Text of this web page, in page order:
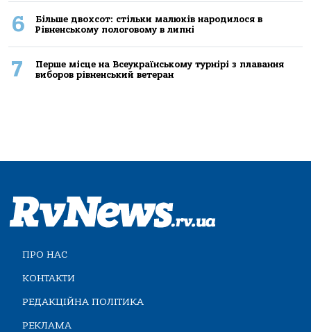
6
Більше двохсот: стільки малюків народилося в
Рівненському пологовому в липні
7
Перше місце на Всеукраїнському турнірі з плавання
виборов рівненський ветеран
ПРО НАС
КОНТАКТИ
РЕДАКЦІЙНА ПОЛІТИКА
РЕКЛАМА